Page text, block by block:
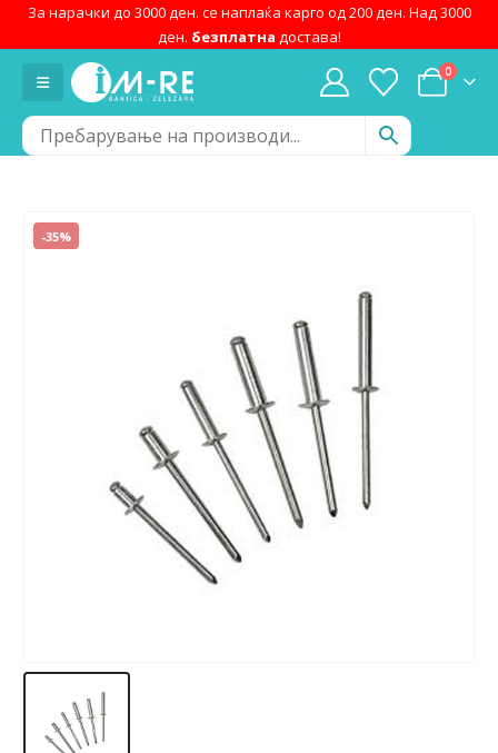
За нарачки до 3000 ден. се наплаќа карго од 200 ден. Над 3000
ден. безплатна достава!
0
-35%